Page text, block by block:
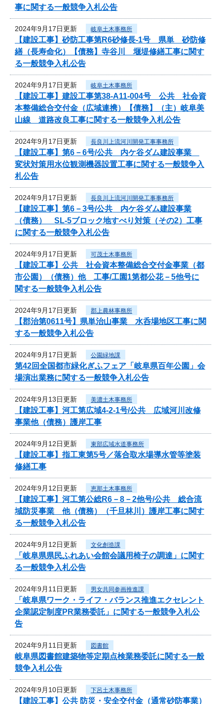
事に関する一般競争入札公告
2024年9月17日更新 岐阜土木事務所
【建設工事】砂防工事第R6砂修長-1号 県単 砂防修
繕（長寿命化）【債務】寺谷川 堰堤修繕工事に関す
る一般競争入札公告
2024年9月17日更新 岐阜土木事務所
【建設工事】建設工事第38-A11-004号 公共 社会資
本整備総合交付金（広域連携）【債務】（主）岐阜美
山線 道路改良工事に関する一般競争入札公告
2024年9月17日更新 長良川上流河川開発工事事務所
【建設工事】第6－6号/公共 内ケ谷ダム建設事業
変状対策用水位観測機器設置工事に関する一般競争入
札公告
2024年9月17日更新 長良川上流河川開発工事事務所
【建設工事】第6－3号/公共 内ケ谷ダム建設事業
（債務） SL-5ブロック地すべり対策（その2）工事
に関する一般競争入札公告
2024年9月17日更新 可茂土木事務所
【建設工事】公共 社会資本整備総合交付金事業（都
市公園）（債務）他 工事/工園1第都公花－5他号に
関する一般競争入札公告
2024年9月17日更新 郡上農林事務所
【郡治第0611号】県単治山事業 水呑場地区工事に関
する一般競争入札公告
2024年9月17日更新 公園緑地課
第42回全国都市緑化ぎふフェア「岐阜県百年公園」会
場演出業務に関する一般競争入札公告
2024年9月13日更新 美濃土木事務所
【建設工事】河工第広域4-2-1号/公共 広域河川改修
事業他（債務）護岸工事
2024年9月12日更新 東部広域水道事務所
【建設工事】指工東第5号／落合取水場導水管等塗装
修繕工事
2024年9月12日更新 恵那土木事務所
【建設工事】河工第公総R6－8－2他号/公共 総合流
域防災事業 他（債務）（千旦林川）護岸工事に関す
る一般競争入札公告
2024年9月12日更新 文化創造課
「岐阜県県民ふれあい会館会議用椅子の調達」に関す
る一般競争入札公告
2024年9月11日更新 男女共同参画推進課
「岐阜県ワーク・ライフ・バランス推進エクセレント
企業認定制度PR業務委託」に関する一般競争入札公
告
2024年9月11日更新 図書館
岐阜県図書館建築物等定期点検業務委託に関する一般
競争入札公告
2024年9月10日更新 下呂土木事務所
【建設工事】公共 防災・安全交付金（通常砂防事業）